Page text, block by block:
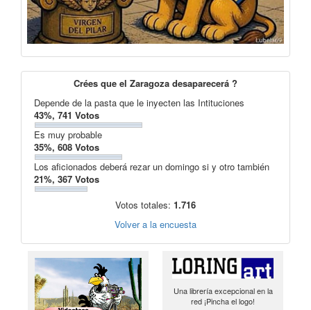
Crées que el Zaragoza desaparecerá ?
Depende de la pasta que le inyecten las Intituciones
43%, 741 Votos
Es muy probable
35%, 608 Votos
Los aficionados deberá rezar un domingo si y otro también
21%, 367 Votos
Votos totales: 1.716
Volver a la encuesta
Una librería excepcional en la
red ¡Pincha el logo!